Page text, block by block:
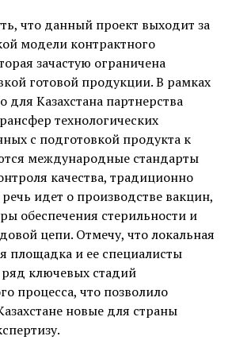
что данный проект выходит за
модели контрактного
зачастую ограничена
готовой продукции. В рамках
для Казахстана партнерства
технологических
с подготовкой продукта к
международные стандарты
качества, традиционно
идет о производстве вакцин,
обеспечения стерильности и
цепи. Отмечу, что локальная
площадка и ее специалисты
ключевых стадий
процесса, что позволило
новые для страны